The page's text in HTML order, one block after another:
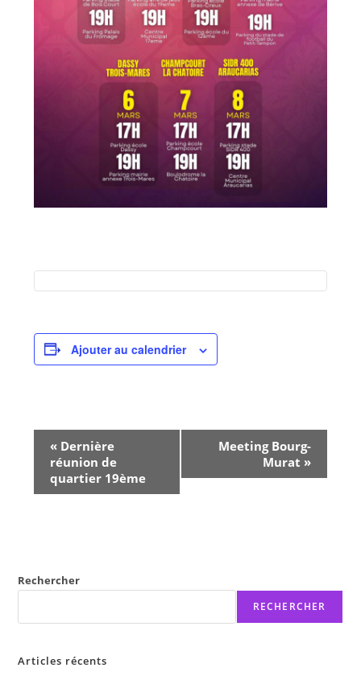
Ajouter au calendrier
i
i
n
v
« Dernière
réunion de
quartier 19ème
Meeting Bourg-
Murat »
Rechercher
RECHERCHER
Articles récents